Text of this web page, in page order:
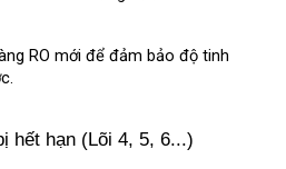
RO mới để đảm bảo độ tinh
hết hạn (Lõi 4, 5, 6...)